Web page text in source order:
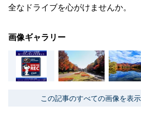
全なドライブを心がけませんか。
画像ギャラリー
この記事のすべての画像を表示